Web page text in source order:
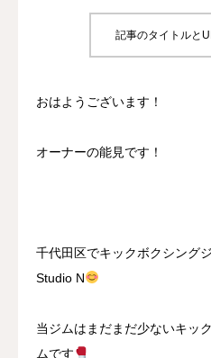
記事のタイトルと
おはようございます！
オーナーの能見です！
千代田区でキックボクシング
Studio N
当ジムはまだまだ少ないキッ
ムです